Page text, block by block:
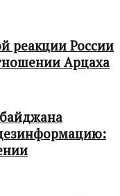
реакции России
Арцаха